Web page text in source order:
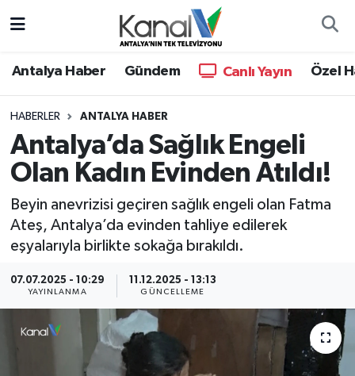
Antalya Haber Gündem Canlı Yayın Özel
HABERLER ANTALYA HABER
Antalya’da Sağlık Engeli
Olan Kadın Evinden Atıldı!
Beyin anevrizisi geçiren sağlık engeli olan Fatma
Ateş, Antalya’da evinden tahliye edilerek
eşyalarıyla birlikte sokağa bırakıldı.
07.07.2025 - 10:29
YAYINLANMA
11.12.2025 - 13:13
GÜNCELLEME
Antalya Haber
Dünya
Eğitim
Ekonomi
Haber Kuşakları
Hava Durumu
Trafik Durumu
Süper Lig Puan Durumu ve Fikstür
Tüm Manşetler